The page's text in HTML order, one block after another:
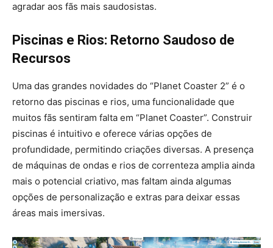
agradar aos fãs mais saudosistas.
Piscinas e Rios: Retorno Saudoso de
Recursos
Uma das grandes novidades do “Planet Coaster 2” é o
retorno das piscinas e rios, uma funcionalidade que
muitos fãs sentiram falta em “Planet Coaster”. Construir
piscinas é intuitivo e oferece várias opções de
profundidade, permitindo criações diversas. A presença
de máquinas de ondas e rios de correnteza amplia ainda
mais o potencial criativo, mas faltam ainda algumas
opções de personalização e extras para deixar essas
áreas mais imersivas.